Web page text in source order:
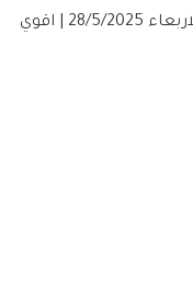
عروض مكة هايبر ماركت الاسبوعية الاربعاء 28/5/2025 | اقوي